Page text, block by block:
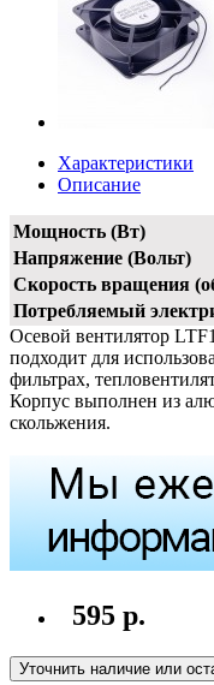
Характеристики
Описание
Мощность (Вт)
Напряжение (Вольт)
Скорость вращения
Потребляемый
Осевой вентилятор
подходит для
фильтрах,
Корпус выполнен из
скольжения.
595 р.
Уточнить наличие или